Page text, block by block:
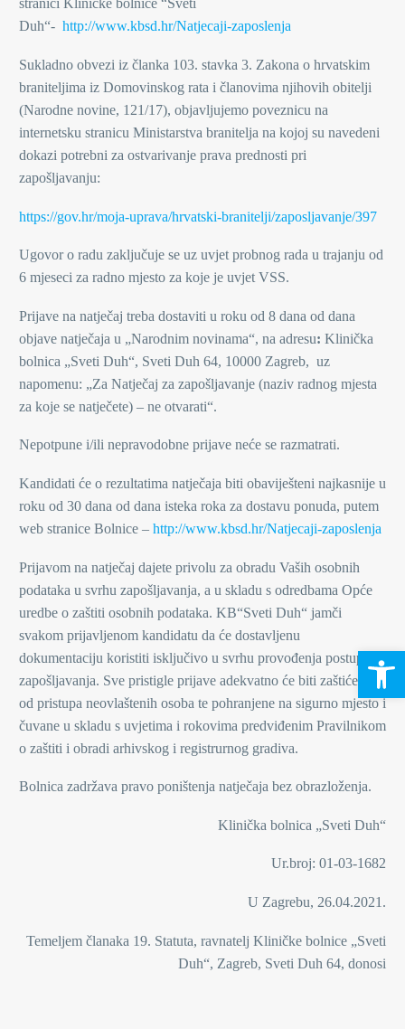
stranici Kliničke bolnice “Sveti
Duh“- http://www.kbsd.hr/Natjecaji-zaposlenja
Sukladno obvezi iz članka 103. stavka 3. Zakona o hrvatskim
braniteljima iz Domovinskog rata i članovima njihovih obitelji
(Narodne novine, 121/17), objavljujemo poveznicu na
internetsku stranicu Ministarstva branitelja na kojoj su navedeni
dokazi potrebni za ostvarivanje prava prednosti pri
zapošljavanju:
https://gov.hr/moja-uprava/hrvatski-branitelji/zaposljavanje/397
Ugovor o radu zaključuje se uz uvjet probnog rada u trajanju od
6 mjeseci za radno mjesto za koje je uvjet VSS.
Prijave na natječaj treba dostaviti u roku od 8 dana od dana
objave natječaja u „Narodnim novinama“, na adresu: Klinička
bolnica „Sveti Duh“, Sveti Duh 64, 10000 Zagreb, uz
napomenu: „Za Natječaj za zapošljavanje (naziv radnog mjesta
za koje se natječete) – ne otvarati“.
Nepotpune i/ili nepravodobne prijave neće se razmatrati.
Kandidati će o rezultatima natječaja biti obaviješteni najkasnije u
roku od 30 dana od dana isteka roka za dostavu ponuda, putem
web stranice Bolnice – http://www.kbsd.hr/Natjecaji-zaposlenja
Prijavom na natječaj dajete privolu za obradu Vaših osobnih
podataka u svrhu zapošljavanja, a u skladu s odredbama Opće
uredbe o zaštiti osobnih podataka. KB“Sveti Duh“ jamči
svakom prijavljenom kandidatu da će dostavljenu
dokumentaciju koristiti isključivo u svrhu provođenja postupka
zapošljavanja. Sve pristigle prijave adekvatno će biti zaštićene
od pristupa neovlaštenih osoba te pohranjene na sigurno mjesto i
čuvane u skladu s uvjetima i rokovima predviđenim Pravilnikom
o zaštiti i obradi arhivskog i registrurnog gradiva.
Bolnica zadržava pravo poništenja natječaja bez obrazloženja.
Klinička bolnica „Sveti Duh“
Ur.broj: 01-03-1682
U Zagrebu, 26.04.2021.
Temeljem članaka 19. Statuta, ravnatelj Kliničke bolnice „Sveti
Duh“, Zagreb, Sveti Duh 64, donosi